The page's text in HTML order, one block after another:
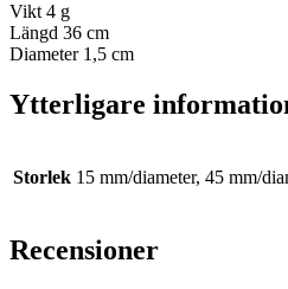
Vikt 4 g
Längd 36 cm
Diameter 1,5 cm
Ytterligare
Storlek 15 mm/diameter, 45 mm/
Recensioner